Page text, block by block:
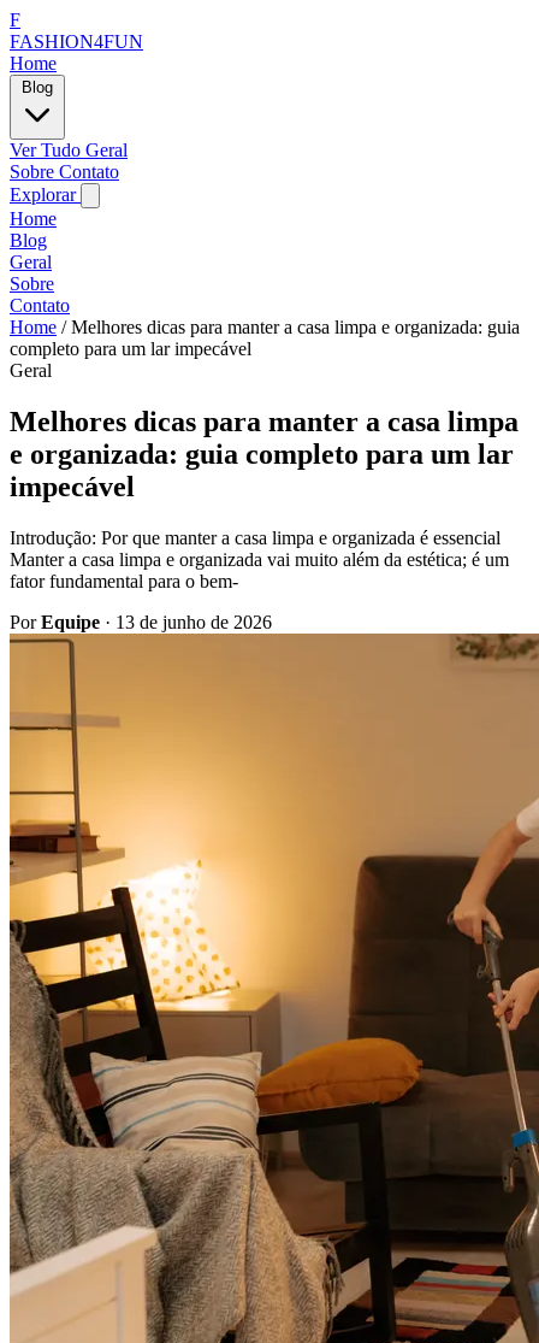
F
FASHION4FUN
Home
Ver Tudo Geral
Sobre Contato
Explorar
Home
Blog
Geral
Sobre
Contato
Home / Melhores dicas para manter a casa limpa e organizada: guia
completo para um lar impecável
Geral
Melhores dicas para manter a casa limpa
e organizada: guia completo para um lar
impecável
Introdução: Por que manter a casa limpa e organizada é essencial
Manter a casa limpa e organizada vai muito além da estética; é um
fator fundamental para o bem-
PorEquipe · 13 de junho de 2026